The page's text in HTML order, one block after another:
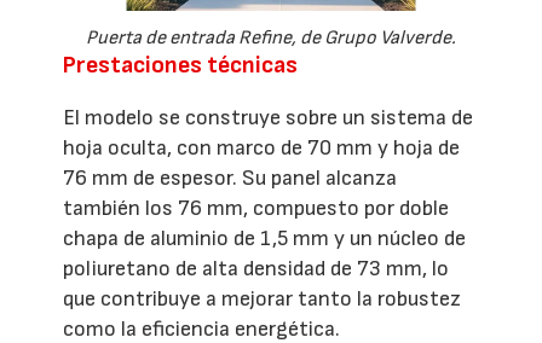
Puerta de entrada Refine, de Grupo Valverde.
Prestaciones técnicas
El modelo se construye sobre un sistema de
hoja oculta, con marco de 70 mm y hoja de
76 mm de espesor. Su panel alcanza
también los 76 mm, compuesto por doble
chapa de aluminio de 1,5 mm y un núcleo de
poliuretano de alta densidad de 73 mm, lo
que contribuye a mejorar tanto la robustez
como la eficiencia energética.